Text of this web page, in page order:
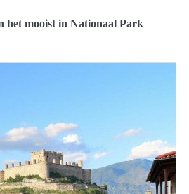
het mooist in Nationaal Park